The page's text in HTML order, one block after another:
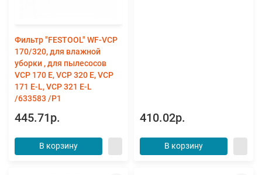
Фильтр "FESTOOL" WF-VCP
170/320, для влажной
уборки , для пылесосов
VCP 170 E, VCP 320 E, VCP
171 E-L, VCP 321 E-L
/633583 /Р1
445.71р.
В корзину
410.02р.
В корзину